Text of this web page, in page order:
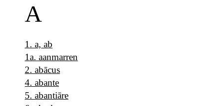
A
1 . a, ab
1a. aanmarren
2. abācus
4. abante
5. abantiāre